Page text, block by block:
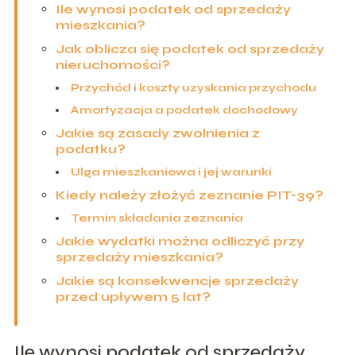
Ile wynosi podatek od sprzedaży
mieszkania?
Jak oblicza się podatek od sprzedaży
nieruchomości?
Przychód i koszty uzyskania przychodu
Amortyzacja a podatek dochodowy
Jakie są zasady zwolnienia z
podatku?
Ulga mieszkaniowa i jej warunki
Kiedy należy złożyć zeznanie PIT-39?
Termin składania zeznania
Jakie wydatki można odliczyć przy
sprzedaży mieszkania?
Jakie są konsekwencje sprzedaży
przed upływem 5 lat?